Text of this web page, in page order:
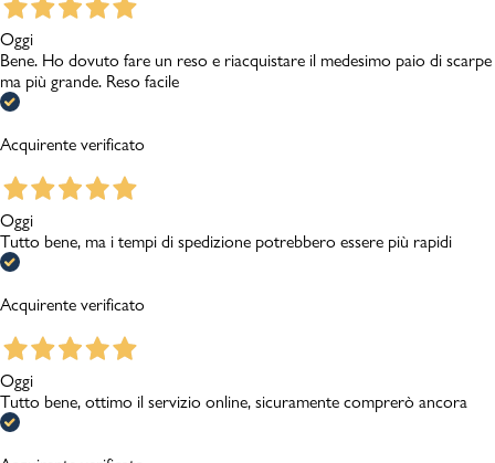
Oggi
Bene. Ho dovuto fare un reso e riacquistare il medesimo paio di scarpe
ma più grande. Reso facile
Acquirente verificato
Oggi
Tutto bene, ma i tempi di spedizione potrebbero essere più rapidi
Acquirente verificato
Oggi
Tutto bene, ottimo il servizio online, sicuramente comprerò ancora